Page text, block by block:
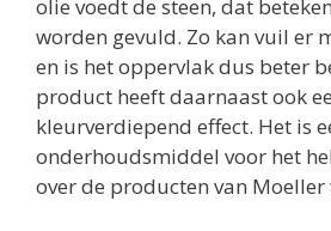
olie voedt de steen, dat
worden gevuld. Zo kan vuil er
en is het oppervlak dus beter
product heeft daarnaast ook
kleurverdiepend effect. Het is
onderhoudsmiddel voor het
over de producten van